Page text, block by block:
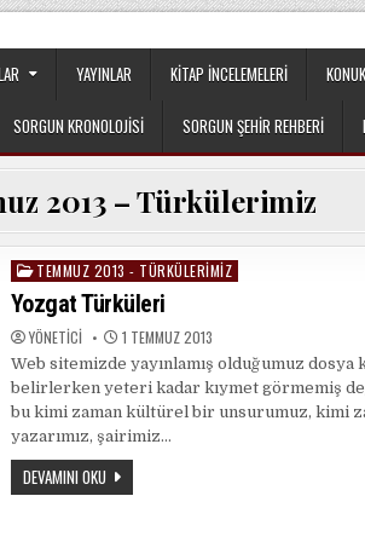
YAYINLAR KITAP İNCELEMELERI
SORGUN KRONOLOJISI SORGUN ŞEHIR REHBERI
2013 – Türkülerimiz
Posted
in
TEMMUZ 2013 - TÜRKÜLERIMIZ
Yozgat Türküleri
YÖNETICI 1 TEMMUZ 2013
Web sitemizde yayınlamış olduğumuz dosya
belirlerken yeteri kadar kıymet görmemiş
bu kimi zaman kültürel bir unsurumuz, kimi
yazarımız, şairimiz…
DEVAMINI OKUYOZGAT
TÜRKÜLERI